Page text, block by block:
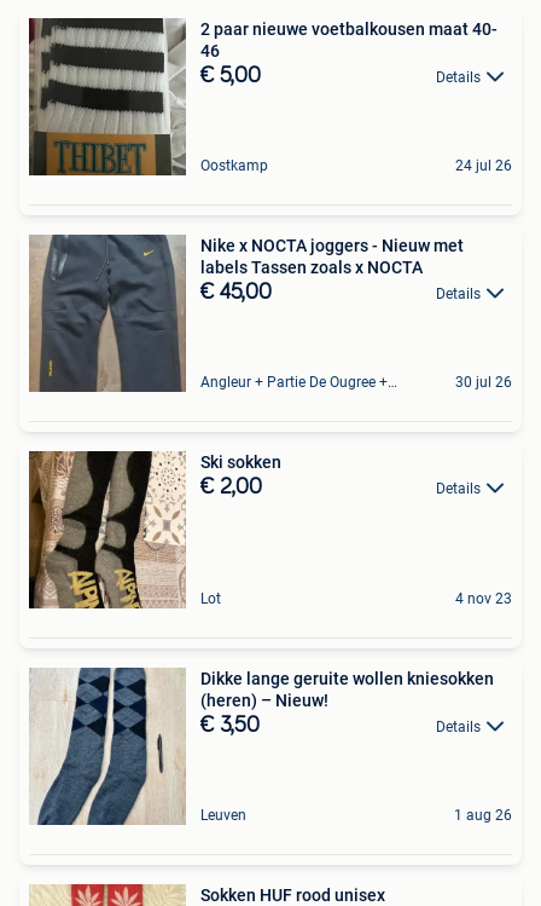
2 paar nieuwe voetbalkousen maat 40-
46
€ 5,00 Details
Oostkamp 24 jul 26
Nike x NOCTA joggers - Nieuw met
labels Tassen zoals x NOCTA
€ 45,00 Details
Angleur + Partie De Ougree + Partie De Tilff Et De Embourg 30 jul 26
Ski sokken
€ 2,00 Details
Lot 4 nov 23
Dikke lange geruite wollen kniesokken
(heren) – Nieuw!
€ 3,50 Details
Leuven 1 aug 26
Sokken HUF rood unisex